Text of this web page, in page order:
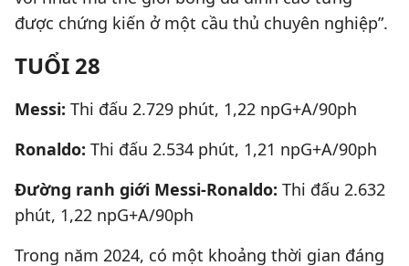
được chứng kiến ở một cầu thủ chuyên nghiệp”.
TUỔI 28
Messi: Thi đấu 2.729 phút, 1,22 npG+A/90ph
Ronaldo: Thi đấu 2.534 phút, 1,21 npG+A/90ph
Đường ranh giới Messi-Ronaldo: Thi đấu 2.632
phút, 1,22 npG+A/90ph
Trong năm 2024, có một khoảng thời gian đáng